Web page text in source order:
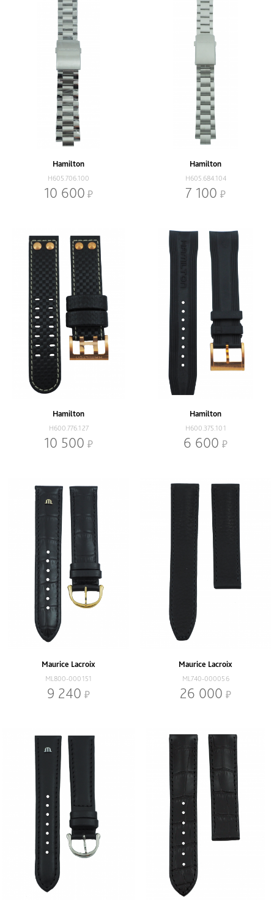
Hamilton
H605.706.100
10 600
Hamilton
H605.684.104
7 100
Hamilton
H600.776.127
10 500
Hamilton
H600.375.101
6 600
Maurice Lacroix
ML800-000151
9 240
Maurice Lacroix
ML740-000056
26 000